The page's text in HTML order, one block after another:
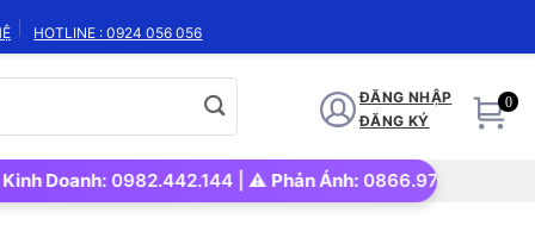
HOTLINE : 0924 056 056
ĐĂNG NHẬP
ĐĂNG KÝ
0
0982.442.144 | ⚠️Phản Ánh:0866.972.562 | 🚀